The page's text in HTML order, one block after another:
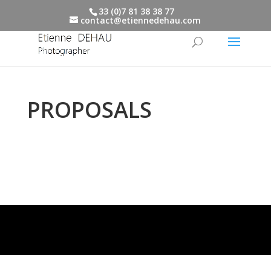
33 (0)7 81 38 38 77
contact@etiennedehau.com
PROPOSALS